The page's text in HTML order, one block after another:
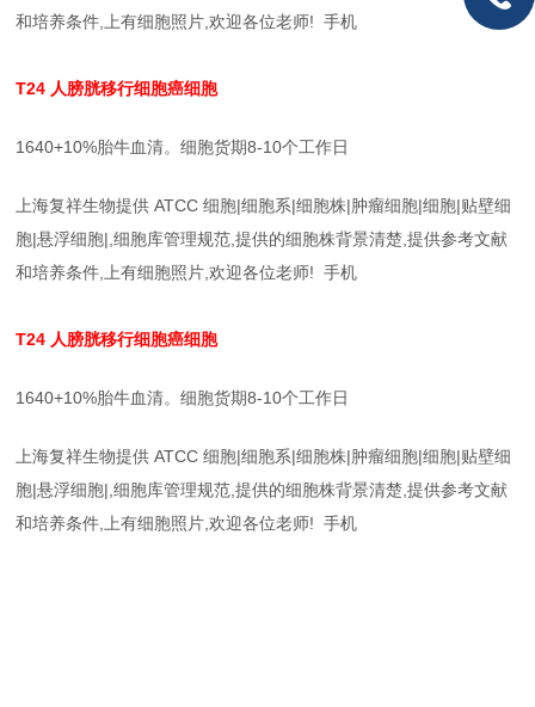
和培养条件,上有细胞照片,欢迎各位老师! 手机
T24 人膀胱移行细胞癌细胞
1640+10%胎牛血清。细胞货期8-10个工作日
上海复祥生物提供 ATCC 细胞|细胞系|细胞株|肿瘤细胞|细胞|贴壁细
胞|悬浮细胞|,细胞库管理规范,提供的细胞株背景清楚,提供参考文献
和培养条件,上有细胞照片,欢迎各位老师! 手机
T24 人膀胱移行细胞癌细胞
1640+10%胎牛血清。细胞货期8-10个工作日
上海复祥生物提供 ATCC 细胞|细胞系|细胞株|肿瘤细胞|细胞|贴壁细
胞|悬浮细胞|,细胞库管理规范,提供的细胞株背景清楚,提供参考文献
和培养条件,上有细胞照片,欢迎各位老师! 手机